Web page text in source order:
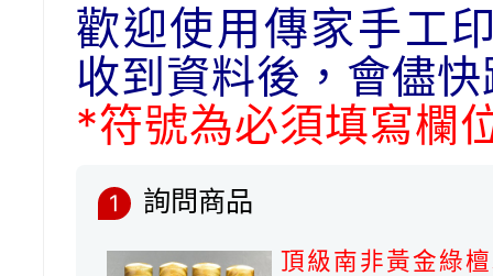
歡迎使用傳家手工
收到資料後，會儘
*符號為必須填寫欄
1 詢問商品
頂級南非黃金綠